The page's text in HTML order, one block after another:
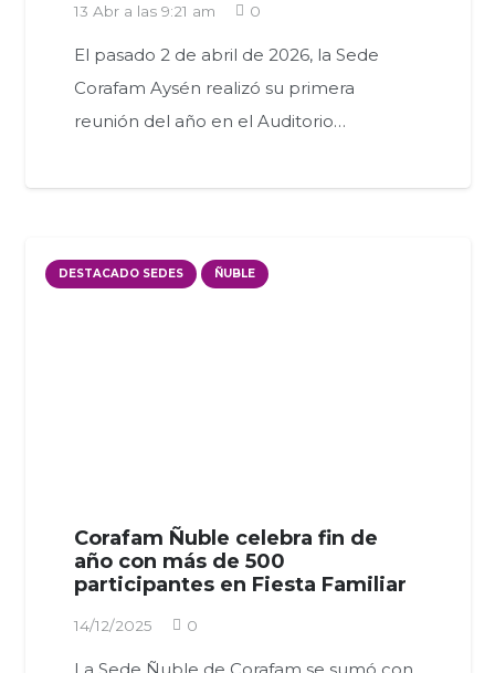
13 Abr a las 9:21 am 0
El pasado 2 de abril de 2026, la Sede
Corafam Aysén realizó su primera
reunión del año en el Auditorio…
DESTACADO SEDES ÑUBLE
Corafam Ñuble celebra fin de
año con más de 500
participantes en Fiesta Familiar
14/12/2025 0